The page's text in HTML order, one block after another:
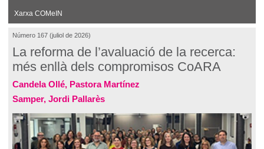
Xarxa COMeIN
Número 167 (juliol de 2026)
La reforma de l’avaluació de la recerca:
més enllà dels compromisos CoARA
Candela Ollé, Pastora Martínez
Samper, Jordi Pallarès